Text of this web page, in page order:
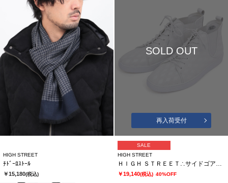
HIGH STREET
ﾁﾄﾞｰﾛｽﾄｰﾙ
￥15,180(税込)
SOLD OUT
再入荷受付
SALE
HIGH STREET
ＨＩＧＨ ＳＴＲＥＥＴ∴サイドゴアハイカットカタオシドレススニーカー
￥19,140(税込) 40%OFF